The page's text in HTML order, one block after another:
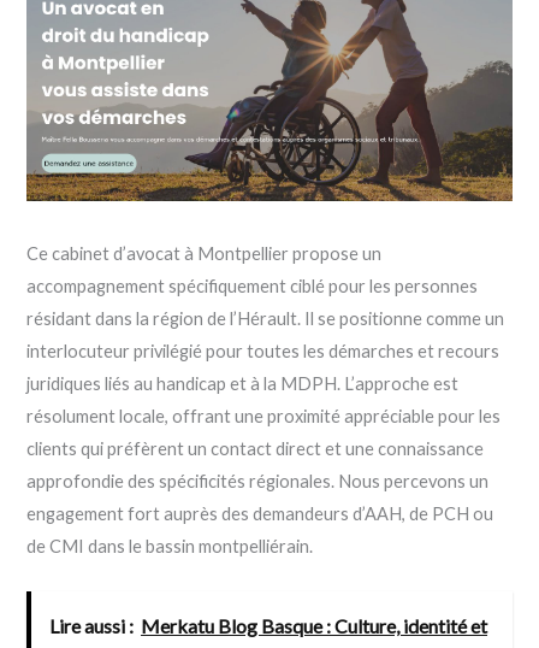
Ce cabinet d’avocat à Montpellier propose un
accompagnement spécifiquement ciblé pour les personnes
résidant dans la région de l’Hérault. Il se positionne comme un
interlocuteur privilégié pour toutes les démarches et recours
juridiques liés au handicap et à la MDPH. L’approche est
résolument locale, offrant une proximité appréciable pour les
clients qui préfèrent un contact direct et une connaissance
approfondie des spécificités régionales. Nous percevons un
engagement fort auprès des demandeurs d’AAH, de PCH ou
de CMI dans le bassin montpelliérain.
Lire aussi : Merkatu Blog Basque : Culture, identité et